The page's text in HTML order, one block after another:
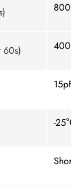
60s)
15pF
-25℃
Short